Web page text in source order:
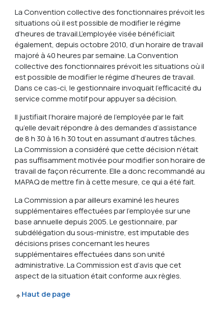
La Convention collective des fonctionnaires prévoit les
situations où il est possible de modifier le régime
d’heures de travail.L’employée visée bénéficiait
également, depuis octobre 2010, d’un horaire de travail
majoré à 40 heures par semaine. La Convention
collective des fonctionnaires prévoit les situations où il
est possible de modifier le régime d’heures de travail.
Dans ce cas-ci, le gestionnaire invoquait l’efficacité du
service comme motif pour appuyer sa décision.
Il justifiait l’horaire majoré de l’employée par le fait
qu’elle devait répondre à des demandes d’assistance
de 8 h 30 à 16 h 30 tout en assumant d’autres tâches.
La Commission a considéré que cette décision n’était
pas suffisamment motivée pour modifier son horaire de
travail de façon récurrente. Elle a donc recommandé au
MAPAQ de mettre fin à cette mesure, ce qui a été fait.
La Commission a par ailleurs examiné les heures
supplémentaires effectuées par l’employée sur une
base annuelle depuis 2005. Le gestionnaire, par
subdélégation du sous-ministre, est imputable des
décisions prises concernant les heures
supplémentaires effectuées dans son unité
administrative. La Commission est d’avis que cet
aspect de la situation était conforme aux règles.
Haut de page